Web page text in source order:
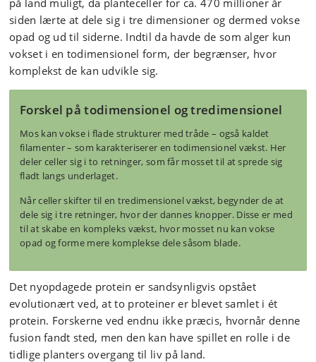
på land muligt, da planteceller for ca. 470 millioner år
siden lærte at dele sig i tre dimensioner og dermed vokse
opad og ud til siderne. Indtil da havde de som alger kun
vokset i en todimensionel form, der begrænser, hvor
komplekst de kan udvikle sig.
Forskel på todimensionel og tredimensionel
Mos kan vokse i flade strukturer med tråde – også kaldet
filamenter – som karakteriserer en todimensionel vækst. Her
deler celler sig i to retninger, som får mosset til at sprede sig
fladt langs underlaget.
Når celler skifter til en tredimensionel vækst, begynder de at
dele sig i tre retninger, hvor der dannes knopper. Disse er med
til at skabe en kompleks vækst, hvor mosset nu kan vokse
opad og forme mere komplekse dele såsom blade.
Det nyopdagede protein er sandsynligvis opstået
evolutionært ved, at to proteiner er blevet samlet i ét
protein. Forskerne ved endnu ikke præcis, hvornår denne
fusion fandt sted, men den kan have spillet en rolle i de
tidlige planters overgang til liv på land.